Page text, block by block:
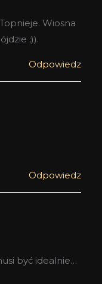
Wiosna
;)).
Odpowiedz
Odpowiedz
być idealnie…